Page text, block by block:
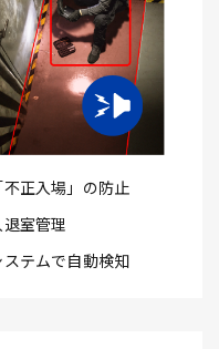
正入場」の防止
室管理
テムで自動検知